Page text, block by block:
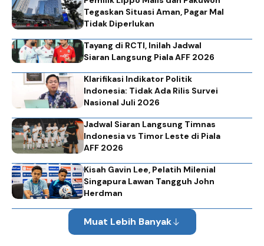
Tegaskan Situasi Aman, Pagar Mal
Tidak Diperlukan
Tayang di RCTI, Inilah Jadwal
Siaran Langsung Piala AFF 2026
Klarifikasi Indikator Politik
Indonesia: Tidak Ada Rilis Survei
Nasional Juli 2026
Jadwal Siaran Langsung Timnas
Indonesia vs Timor Leste di Piala
AFF 2026
Kisah Gavin Lee, Pelatih Milenial
Singapura Lawan Tangguh John
Herdman
Muat Lebih Banyak